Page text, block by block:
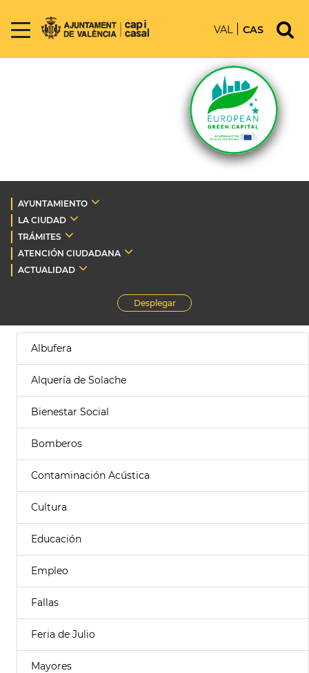
VAL CAS
AYUNTAMIENTO
LA CIUDAD
TRÁMITES
ATENCIÓN CIUDADANA
ACTUALIDAD
Desplegar
Albufera
Alquería de Solache
Bienestar Social
Bomberos
Contaminación Acústica
Cultura
Educación
Empleo
Fallas
Feria de Julio
Mayores